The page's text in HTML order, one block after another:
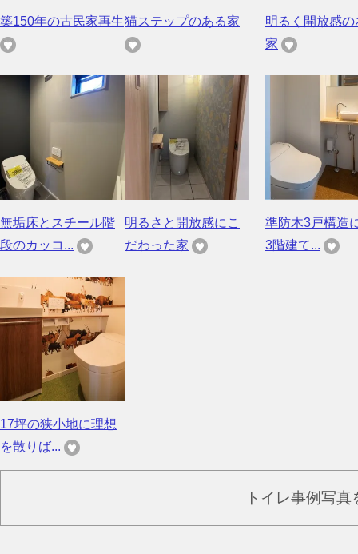
築150年の古民家再生猫ステップのある家
明るく開放感の
家
無垢床とスチール階
段のカッコ...
明るさと開放感にこ
だわった家
準防木3戸構造
3階建て...
17坪の狭小地に理想
を散りば...
トイレ事例写